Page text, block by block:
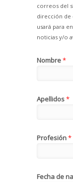
correos del
dirección de
usará para
noticias y/o
Nombre*
Apellidos*
Profesión*
Fecha de